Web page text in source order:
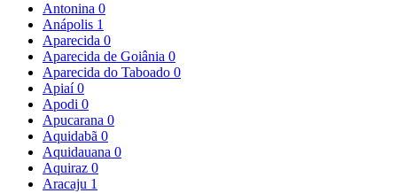
Antonina 0
Anápolis 1
Aparecida 0
Aparecida de Goiânia 0
Aparecida do Taboado 0
Apiaí0
Apodi 0
Apucarana 0
Aquidabã 0
Aquidauana 0
Aquiraz 0
Aracaju 1